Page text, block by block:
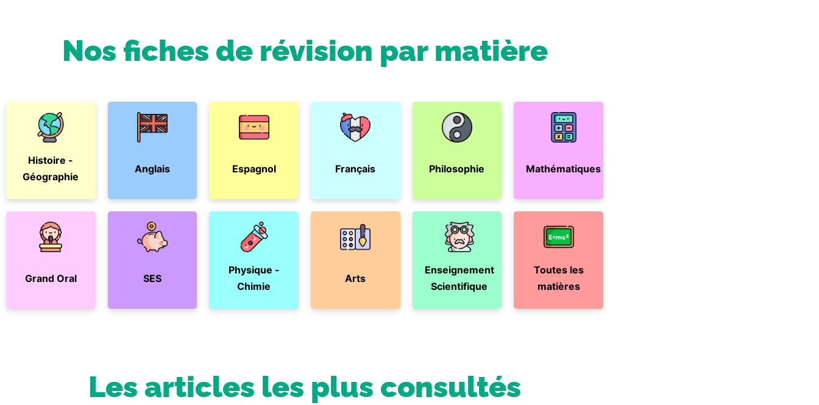
Nos fiches de révision par matière
Histoire -
Géographie
Anglais Espagnol Français Philosophie Mathématiques
Grand Oral SES
Physique -
Chimie
Arts
Enseignement
Scientifique
Toutes les
matières
Les articles les plus consultés